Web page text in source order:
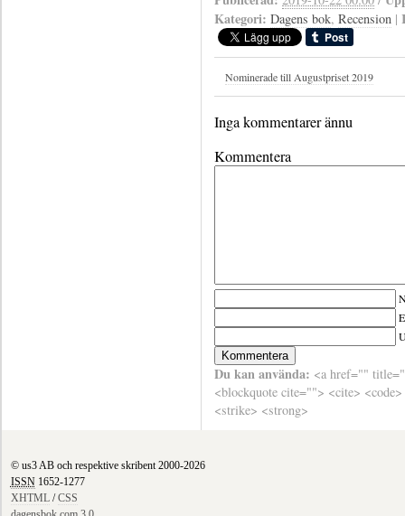
Kategori: Dagens bok, Recension |
Nominerade till Augustpriset 2019
Inga kommentarer ännu
Kommentera
Du kan använda: <a href=""
<blockquote cite=""> <cite>
<strike> <strong>
© us3 AB och respektive skribent 2000-2026
ISSN1652-1277
XHTML/CSS